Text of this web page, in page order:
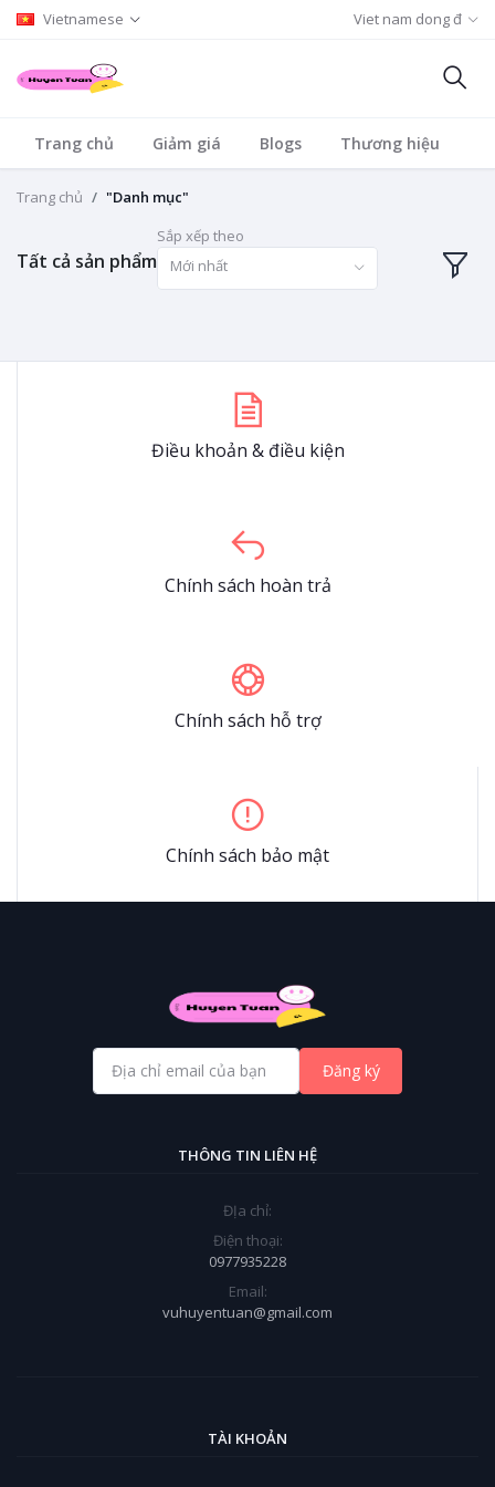
Vietnamese Viet nam dong đ
Trang chủ Giảm giá Blogs Thương hiệu
Trang chủ "Danh mục"
Tất cả sản phẩm
Sắp xếp theo
Mới nhất
Điều khoản & điều kiện
Chính sách hoàn trả
Chính sách hỗ trợ
Chính sách bảo mật
Đăng ký
THÔNG TIN LIÊN HỆ
ĐỊa chỉ:
Điện thoại:
0977935228
Email:
vuhuyentuan@gmail.com
TÀI KHOẢN